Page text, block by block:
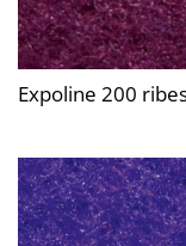
Expoline 200